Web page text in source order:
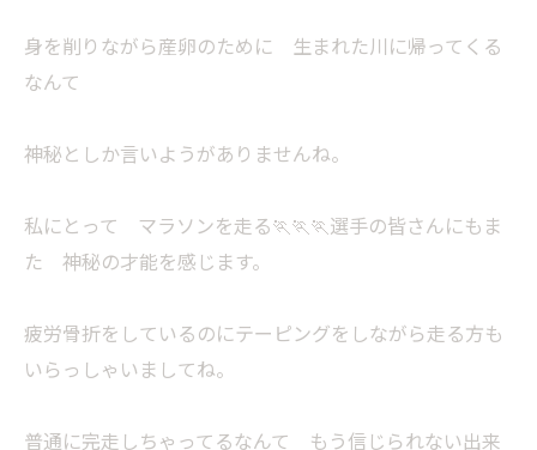
身を削りながら産卵のために 生まれた川に帰ってくる
なんて
神秘としか言いようがありませんね。
私にとって マラソンを走る🏃🏃🏃選手の皆さんにもま
た 神秘の才能を感じます。
疲労骨折をしているのにテーピングをしながら走る方も
いらっしゃいましてね。
普通に完走しちゃってるなんて もう信じられない出来